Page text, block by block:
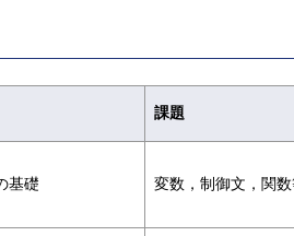
課題
基礎
変数，制御文，関